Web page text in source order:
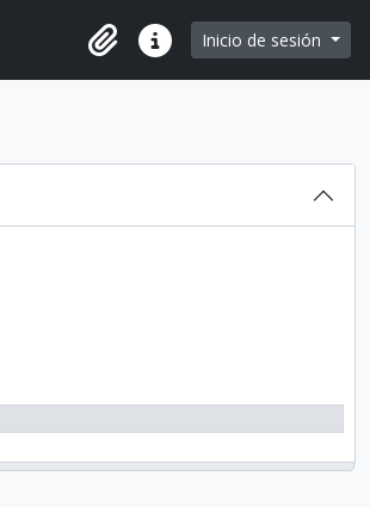
Portapapeles
Enlaces rápidos
Inicio de sesión